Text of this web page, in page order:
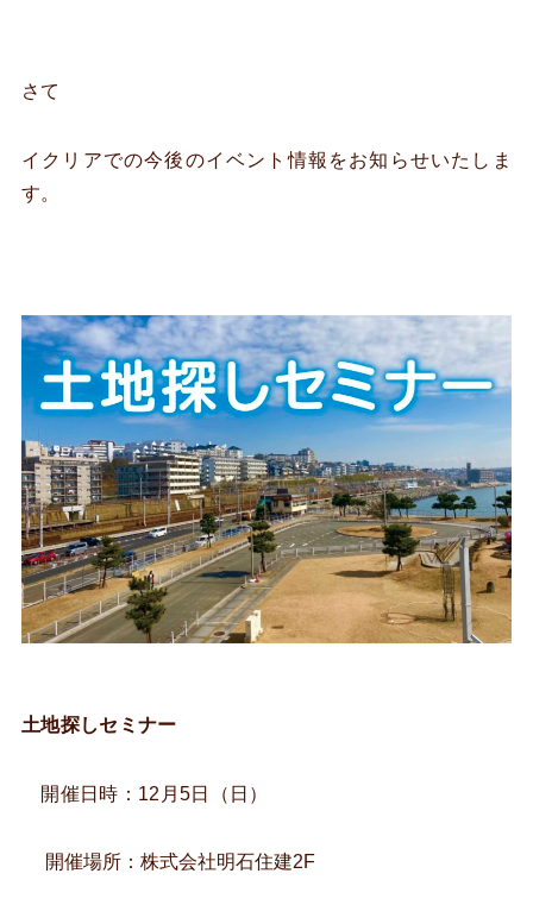
さて
イクリアでの今後のイベント情報をお知らせいたしま
す。
土地探しセミナー
開催日時：12月5日（日）
開催場所：株式会社明石住建2F